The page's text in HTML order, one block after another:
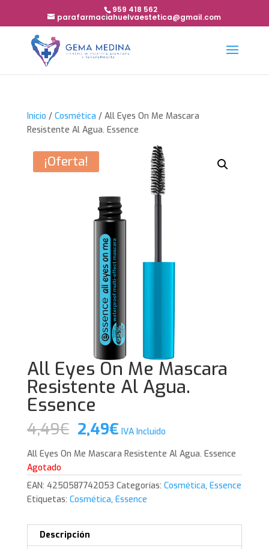
959 418 562
parafarmaciahuelvaestetica@gmail.com
Inicio / Cosmética / All Eyes On Me Mascara
Resistente Al Agua. Essence
¡Oferta!
All Eyes On Me Mascara
Resistente Al Agua.
Essence
4,49€ El
precio
original
era:
4,49€.
2,49€El
actual
es:
2,49€.
IVA Incluido
All Eyes On Me Mascara Resistente Al Agua. Essence
Agotado
EAN: 4250587742053 Categorías: Cosmética, Essence
Etiquetas: Cosmética, Essence
Descripción